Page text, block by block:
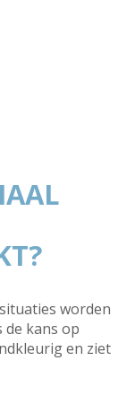
worden
kans op
en ziet